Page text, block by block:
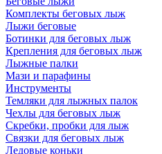
Комплекты беговых лыж
Лыжи беговые
Ботинки для беговых лыж
Крепления для беговых лыж
Лыжные палки
Мази и парафины
Инструменты
Темляки для лыжных палок
Чехлы для беговых лыж
Скребки, пробки для лыж
Связки для беговых лыж
Ледовые коньки